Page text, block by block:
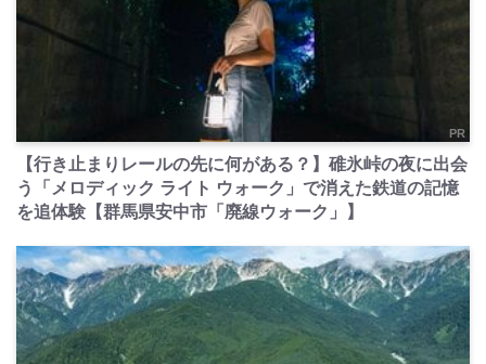
PR
【行き止まりレールの先に何がある？】碓氷峠の夜に出会
う「メロディック ライト ウォーク」で消えた鉄道の記憶
を追体験【群馬県安中市「廃線ウォーク」】